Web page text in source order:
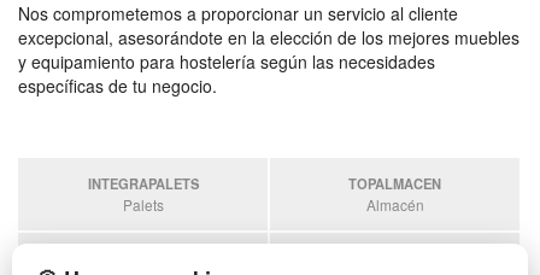
Nos comprometemos a proporcionar un servicio al cliente
excepcional, asesorándote en la elección de los mejores muebles
y equipamiento para hostelería según las necesidades
específicas de tu negocio.
INTEGRAPALETS
Palets
TOPALMACEN
Almacén